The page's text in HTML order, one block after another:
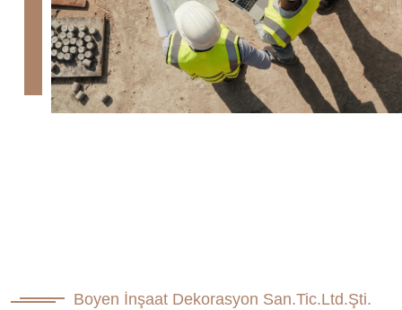
Boyen İnşaat Dekorasyon San.Tic.Ltd.Şti.